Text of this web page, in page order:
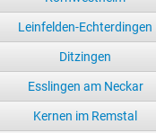
Leinfelden-Echterdingen
Ditzingen
Esslingen am Neckar
Kernen im Remstal